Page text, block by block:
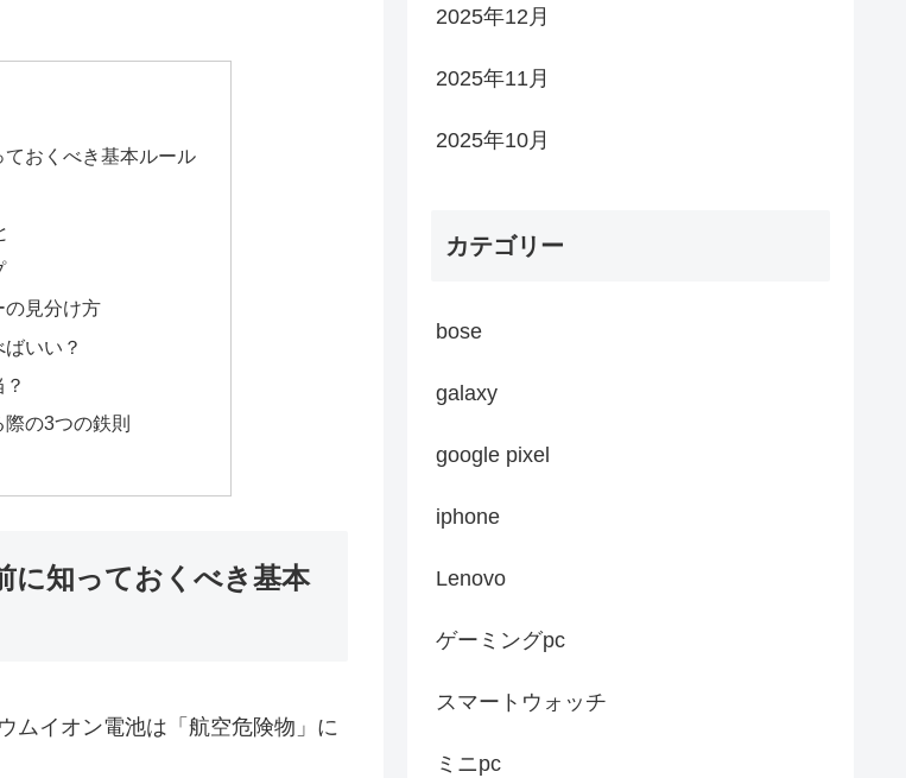
おくべき基本ルール
の見分け方
いい？
の3つの鉄則
に知っておくべき基本
ムイオン電池は「航空危険物」に
2025年12月
2025年11月
2025年10月
カテゴリー
bose
galaxy
google pixel
iphone
Lenovo
ゲーミングpc
スマートウォッチ
ミニpc